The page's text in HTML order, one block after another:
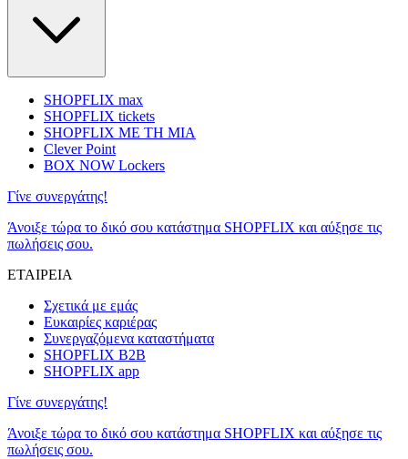
SHOPFLIX max
SHOPFLIX tickets
SHOPFLIX ΜΕ ΤΗ ΜΙΑ
Clever Point
BOX NOW Lockers
Γίνε συνεργάτης!
Άνοιξε τώρα το δικό σου κατάστημα SHOPFLIX και αύξησε τις
πωλήσεις σου.
ΕΤΑΙΡΕΙΑ
Σχετικά με εμάς
Ευκαιρίες καριέρας
Συνεργαζόμενα καταστήματα
SHOPFLIX B2B
SHOPFLIX app
Γίνε συνεργάτης!
Άνοιξε τώρα το δικό σου κατάστημα SHOPFLIX και αύξησε τις
πωλήσεις σου.